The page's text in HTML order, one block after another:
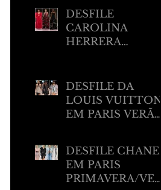
DESFILE
CAROLINA
HERRERA
DESFILE DA
LOUIS VUITTON
EM PARIS VERÃO
DESFILE CHANEL
EM PARIS
PRIMAVERA/VER